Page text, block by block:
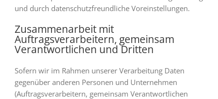
und durch datenschutzfreundliche Voreinstellungen.
Zusammenarbeit mit
Auftragsverarbeitern, gemeinsam
Verantwortlichen und Dritten
Sofern wir im Rahmen unserer Verarbeitung Daten
gegenüber anderen Personen und Unternehmen
(Auftragsverarbeitern, gemeinsam Verantwortlichen